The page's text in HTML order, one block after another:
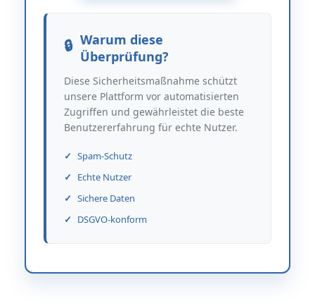
Warum diese
Überprüfung?
Diese Sicherheitsmaßnahme schützt
unsere Plattform vor automatisierten
Zugriffen und gewährleistet die beste
Benutzererfahrung für echte Nutzer.
Spam-Schutz
Echte Nutzer
Sichere Daten
DSGVO-konform